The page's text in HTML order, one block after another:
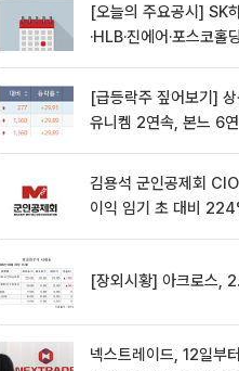
[오늘의 주요공시] SK
·HLB·진에어·포스코홀
[급등락주 짚어보기] 상
유니켐 2연속, 본느 6연
김용석 군인공제회
이익 임기 초 대비
[장외시황] 아크로스,
넥스트레이드, 12일부